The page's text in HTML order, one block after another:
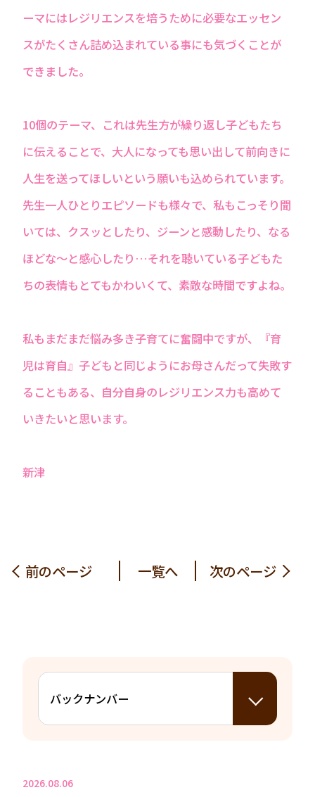
ーマにはレジリエンスを培うために必要なエッセン
スがたくさん詰め込まれている事にも気づくことが
できました。
10個のテーマ、これは先生方が繰り返し子どもたち
に伝えることで、大人になっても思い出して前向きに
人生を送ってほしいという願いも込められています。
先生一人ひとりエピソードも様々で、私もこっそり聞
いては、クスッとしたり、ジーンと感動したり、なる
ほどな〜と感心したり…それを聴いている子どもた
ちの表情もとてもかわいくて、素敵な時間ですよね。
私もまだまだ悩み多き子育てに奮闘中ですが、『育
児は育自』子どもと同じようにお母さんだって失敗す
ることもある、自分自身のレジリエンス力も高めて
いきたいと思います。
新津
前のページ 一覧へ 次のページ
2026.08.06